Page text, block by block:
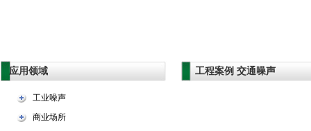
应用领域
工业噪声
商业场所
工程案例 交通噪声